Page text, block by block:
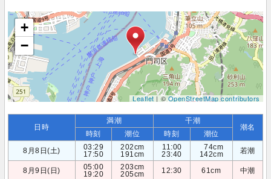
+
−
Leaflet| ©OpenStreetMap contributors
日時
満潮 干潮
潮名
時刻 潮位 時刻
潮位
8月8日(土)
03:29
17:50
202cm
191cm
11:00
23:40
74cm
142cm
若潮
8月9日(日)
05:00
19:20
203cm
205cm
12:30 61cm 中潮